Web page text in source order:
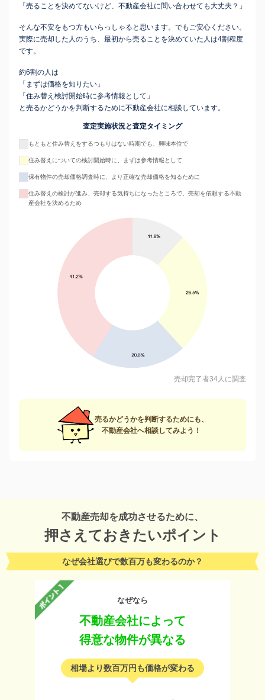
「売ることを決めてないけど、不動産会社に問い合わせても大丈夫？」
そんな不安をもつ方もいらっしゃると思います。でもご安心ください。
実際に売却した人のうち、最初から売ることを決めていた人は4割程度
です。
約6割の人は
「まずは価格を知りたい」
「住み替え検討開始時に参考情報として」
と売るかどうかを判断するために不動産会社に相談しています。
査定実施状況と査定タイミング
もともと住み替えをするつもりはない時期でも、興味本位で
住み替えについての検討開始時に、まずは参考情報として
保有物件の売却価格調査時に、より正確な売却価格を知るために
住み替えの検討が進み、売却する気持ちになったところで、売却を依頼する不動
産会社を決めるため
売却完了者34人に調査
売るかどうかを判断するためにも、
不動産会社へ相談してみよう！
不動産売却を成功させるために、
押さえておきたいポイント
なぜ会社選びで数百万も変わるのか？
なぜなら
不動産会社によって
得意な物件が異なる
相場より数百万円も価格が変わる